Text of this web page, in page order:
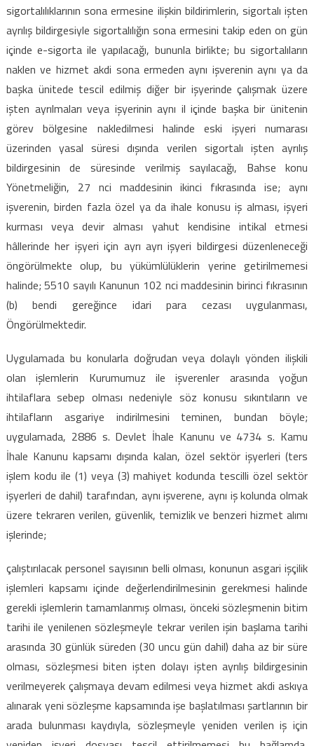
sigortalılıklarının sona ermesine ilişkin bildirimlerin, sigortalı işten
ayrılış bildirgesiyle sigortalılığın sona ermesini takip eden on gün
içinde e-sigorta ile yapılacağı, bununla birlikte; bu sigortalıların
naklen ve hizmet akdi sona ermeden aynı işverenin aynı ya da
başka ünitede tescil edilmiş diğer bir işyerinde çalışmak üzere
işten ayrılmaları veya işyerinin aynı il içinde başka bir ünitenin
görev bölgesine nakledilmesi halinde eski işyeri numarası
üzerinden yasal süresi dışında verilen sigortalı işten ayrılış
bildirgesinin de süresinde verilmiş sayılacağı, Bahse konu
Yönetmeliğin, 27 nci maddesinin ikinci fıkrasında ise; aynı
işverenin, birden fazla özel ya da ihale konusu iş alması, işyeri
kurması veya devir alması yahut kendisine intikal etmesi
hâllerinde her işyeri için ayrı ayrı işyeri bildirgesi düzenleneceği
öngörülmekte olup, bu yükümlülüklerin yerine getirilmemesi
halinde; 5510 sayılı Kanunun 102 nci maddesinin birinci fıkrasının
(b) bendi gereğince idari para cezası uygulanması,
Öngörülmektedir.
Uygulamada bu konularla doğrudan veya dolaylı yönden ilişkili
olan işlemlerin Kurumumuz ile işverenler arasında yoğun
ihtilaflara sebep olması nedeniyle söz konusu sıkıntıların ve
ihtilafların asgariye indirilmesini teminen, bundan böyle;
uygulamada, 2886 s. Devlet İhale Kanunu ve 4734 s. Kamu
İhale Kanunu kapsamı dışında kalan, özel sektör işyerleri (ters
işlem kodu ile (1) veya (3) mahiyet kodunda tescilli özel sektör
işyerleri de dahil) tarafından, aynı işverene, aynı iş kolunda olmak
üzere tekraren verilen, güvenlik, temizlik ve benzeri hizmet alımı
işlerinde;
çalıştırılacak personel sayısının belli olması, konunun asgari işçilik
işlemleri kapsamı içinde değerlendirilmesinin gerekmesi halinde
gerekli işlemlerin tamamlanmış olması, önceki sözleşmenin bitim
tarihi ile yenilenen sözleşmeyle tekrar verilen işin başlama tarihi
arasında 30 günlük süreden (30 uncu gün dahil) daha az bir süre
olması, sözleşmesi biten işten dolayı işten ayrılış bildirgesinin
verilmeyerek çalışmaya devam edilmesi veya hizmet akdi askıya
alınarak yeni sözleşme kapsamında işe başlatılması şartlarının bir
arada bulunması kaydıyla, sözleşmeyle yeniden verilen iş için